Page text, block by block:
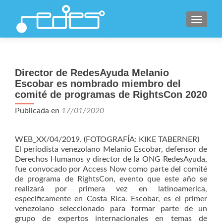
Director de RedesAyuda Melanio
Escobar es nombrado miembro del
comité de programas de RightsCon 2020
Publicada en 17/01/2020
WEB_XX/04/2019. (FOTOGRAFÍA: KIKE TABERNER)
El periodista venezolano Melanio Escobar, defensor de
Derechos Humanos y director de la ONG RedesAyuda,
fue convocado por Access Now como parte del comité
de programa de RightsCon, evento que este año se
realizará por primera vez en latinoamerica,
especificamente en Costa Rica. Escobar, es el primer
venezolano seleccionado para formar parte de un
grupo de expertos internacionales en temas de